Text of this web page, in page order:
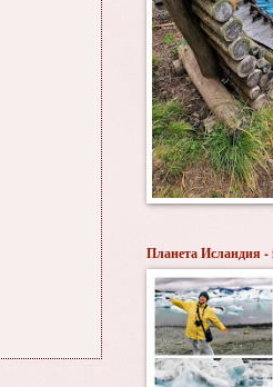
Планета Исландия -